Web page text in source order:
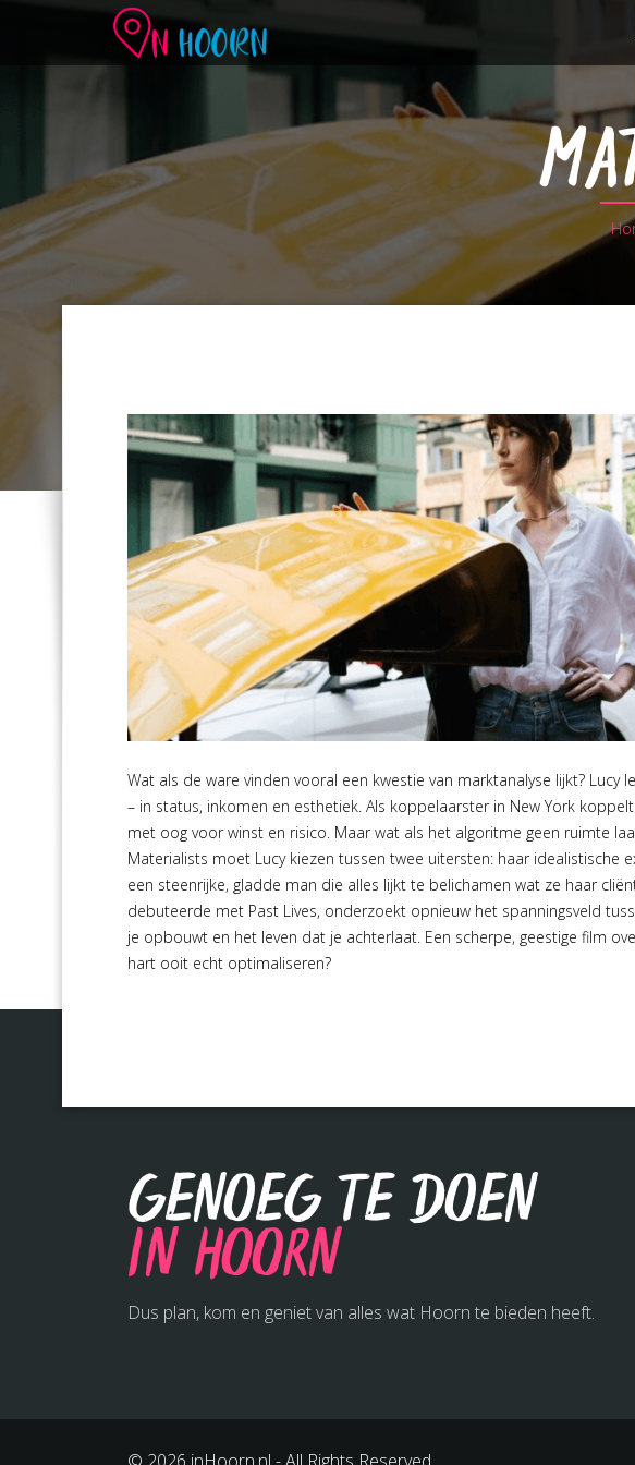
Wat als de ware vinden vooral een kwestie van marktanalyse lijkt? Lucy
– in status, inkomen en esthetiek. Als koppelaarster in New York
met oog voor winst en risico. Maar wat als het algoritme geen ruimte
Materialists moet Lucy kiezen tussen twee uitersten: haar idealistische
een steenrijke, gladde man die alles lijkt te belichamen wat ze haar
debuteerde met Past Lives, onderzoekt opnieuw het spanningsveld
je opbouwt en het leven dat je achterlaat. Een scherpe, geestige film
hart ooit echt optimaliseren?
Genoeg te doen
in Hoorn
Dus plan, kom en geniet van alles wat Hoorn te bieden heeft.